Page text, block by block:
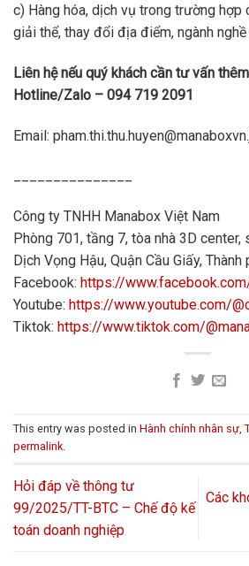
c) Hàng hóa, dịch vụ trong trường hợp
giải thể, thay đổi địa điểm, ngành
Liên hệ nếu quý khách cần tư vấn
Hotline/Zalo – 094 719 2091
Email:
Công ty TNHH Manabox Việt Nam
Phòng 701, tầng 7, tòa nhà 3D center,
Dịch Vọng Hậu, Quận Cầu Giấy,
Facebook: https://
Youtube: https://www.youtube.com/
Tiktok: https://www.tiktok.com/
This entry was posted in Hành chính nhân sự,
permalink.
Hỏi đáp về thông tư
99/2025/TT-BTC – Chế độ kế
toán doanh nghiệp
Các